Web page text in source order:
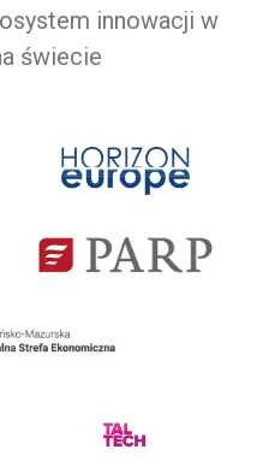
innowacji w
świecie